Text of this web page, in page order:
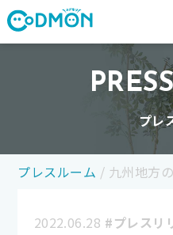
プレ
プレスルーム / 九州地方
2022.06.28 #プレスリ